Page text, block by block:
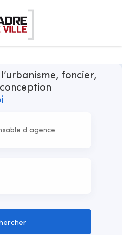
foncier,